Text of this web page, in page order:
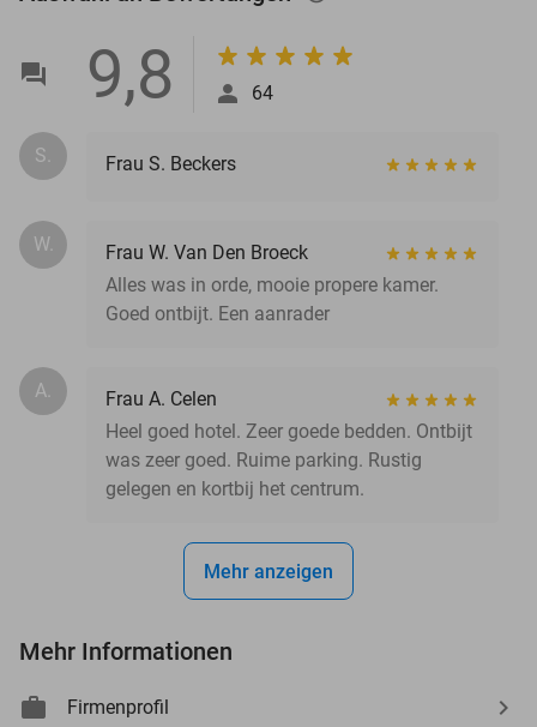
9,8 64
S. Frau S. Beckers
W.
Frau W. Van Den Broeck
Alles was in orde, mooie propere kamer.
Goed ontbijt. Een aanrader
A.
Frau A. Celen
Heel goed hotel. Zeer goede bedden. Ontbijt
was zeer goed. Ruime parking. Rustig
gelegen en kortbij het centrum.
Mehr anzeigen
Mehr Informationen
Firmenprofil